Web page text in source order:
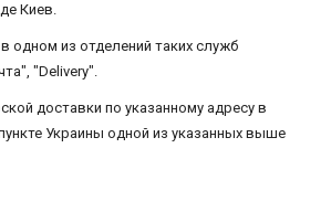
Киев.
одном из отделений таких служб
"Delivery".
доставки по указанному адресу в
Украины одной из указанных выше